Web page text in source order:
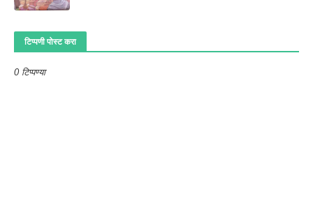
टिप्पणी पोस्ट करा
0 टिप्पण्या